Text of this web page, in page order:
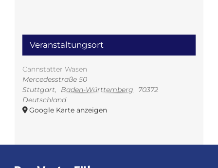
Veranstaltungsort
Cannstatter Wasen
Mercedesstraße 50
Stuttgart, Baden-Württemberg
70372
Deutschland
Google Karte anzeigen